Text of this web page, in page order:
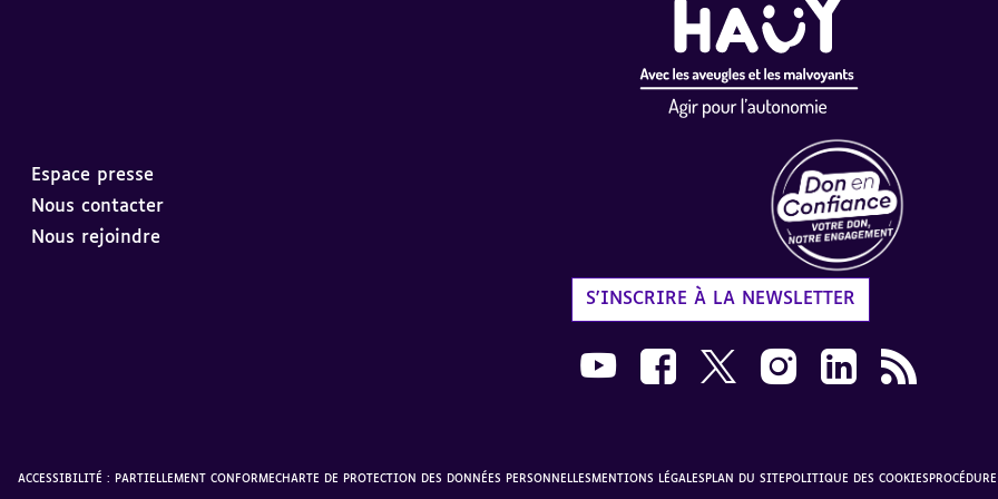
Espace presse
Nous contacter
Nous rejoindre
S'INSCRIRE À LA NEWSLETTER
Nous suivre sur Youtube AVH dans une nouvelle
Nous suivre sur Facebook AVH dans une
Nous suivre sur X AVH dans une
Nous suivre sur Instagram
Nous suivre sur
Flux RSS
ACCESSIBILITÉ : PARTIELLEMENT CONFORMECHARTE DE PROTECTION DES DONNÉES PERSONNELLESMENTIONS LÉGALES PLAN DU SITE POLITIQUE DES COOKIES